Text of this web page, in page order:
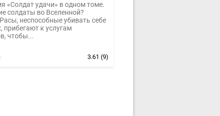
«Солдат удачи» в одном томе.
солдаты во Вселенной?
неспособные убивать себе
прибегают к услугам
чтобы...
3.61 (9)